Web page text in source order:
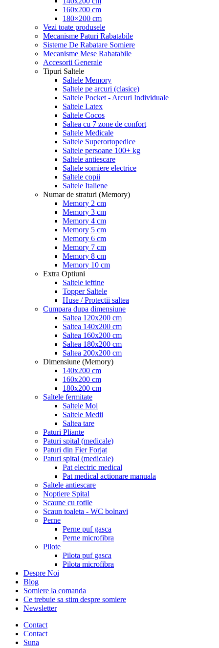
160x200 cm
180×200 cm
Vezi toate produsele
Mecanisme Paturi Rabatabile
Sisteme De Rabatare Somiere
Mecanisme Mese Rabatabile
Accesorii Generale
Tipuri Saltele
Saltele Memory
Saltele pe arcuri (clasice)
Saltele Pocket - Arcuri Individuale
Saltele Latex
Saltele Cocos
Saltea cu 7 zone de confort
Saltele Medicale
Saltele Superortopedice
Saltele persoane 100+ kg
Saltele antiescare
Saltele somiere electrice
Saltele copii
Saltele Italiene
Numar de straturi (Memory)
Memory 2 cm
Memory 3 cm
Memory 4 cm
Memory 5 cm
Memory 6 cm
Memory 7 cm
Memory 8 cm
Memory 10 cm
Extra Optiuni
Saltele ieftine
Topper Saltele
Huse / Protectii saltea
Cumpara dupa dimensiune
Saltea 120x200 cm
Saltea 140x200 cm
Saltea 160x200 cm
Saltea 180x200 cm
Saltea 200x200 cm
Dimensiune (Memory)
140x200 cm
160x200 cm
180x200 cm
Saltele fermitate
Saltele Moi
Saltele Medii
Saltea tare
Paturi Pliante
Paturi spital (medicale)
Paturi din Fier Forjat
Paturi spital (medicale)
Pat electric medical
Pat medical actionare manuala
Saltele antiescare
Noptiere Spital
Scaune cu rotile
Scaun toaleta - WC bolnavi
Perne
Perne puf gasca
Perne microfibra
Pilote
Pilota puf gasca
Pilota microfibra
Despre Noi
Blog
Somiere la comanda
Ce trebuie sa stim despre somiere
Newsletter
Contact
Contact
Suna